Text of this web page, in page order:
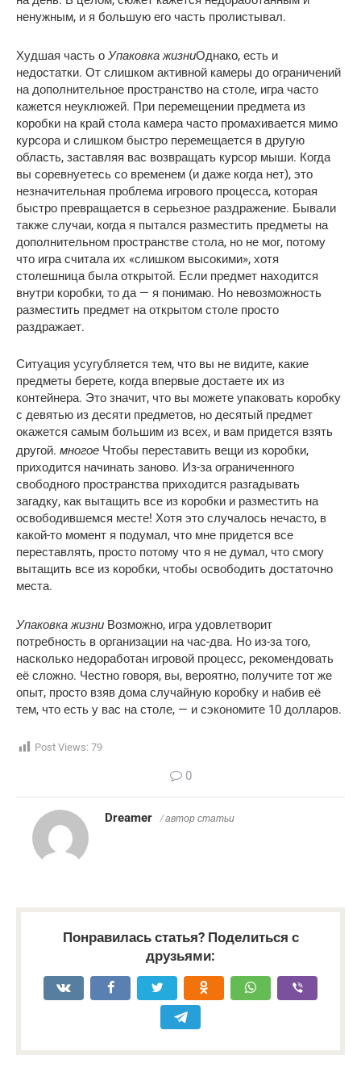
ненужным, и я большую его часть пролистывал.
Худшая часть о Упаковка жизниОднако, есть и
недостатки. От слишком активной камеры до ограничений
на дополнительное пространство на столе, игра часто
кажется неуклюжей. При перемещении предмета из
коробки на край стола камера часто промахивается мимо
курсора и слишком быстро перемещается в другую
область, заставляя вас возвращать курсор мыши. Когда
вы соревнуетесь со временем (и даже когда нет), это
незначительная проблема игрового процесса, которая
быстро превращается в серьезное раздражение. Бывали
также случаи, когда я пытался разместить предметы на
дополнительном пространстве стола, но не мог, потому
что игра считала их «слишком высокими», хотя
столешница была открытой. Если предмет находится
внутри коробки, то да — я понимаю. Но невозможность
разместить предмет на открытом столе просто
раздражает.
Ситуация усугубляется тем, что вы не видите, какие
предметы берете, когда впервые достаете их из
контейнера. Это значит, что вы можете упаковать коробку
с девятью из десяти предметов, но десятый предмет
окажется самым большим из всех, и вам придется взять
другой. многое Чтобы переставить вещи из коробки,
приходится начинать заново. Из-за ограниченного
свободного пространства приходится разгадывать
загадку, как вытащить все из коробки и разместить на
освободившемся месте! Хотя это случалось нечасто, в
какой-то момент я подумал, что мне придется все
переставлять, просто потому что я не думал, что смогу
вытащить все из коробки, чтобы освободить достаточно
места.
Упаковка жизни Возможно, игра удовлетворит
потребность в организации на час-два. Но из-за того,
насколько недоработан игровой процесс, рекомендовать
её сложно. Честно говоря, вы, вероятно, получите тот же
опыт, просто взяв дома случайную коробку и набив её
тем, что есть у вас на столе, — и сэкономите 10 долларов.
Post Views: 79
0
Dreamer / автор статьи
Понравилась статья? Поделиться с
друзьями: